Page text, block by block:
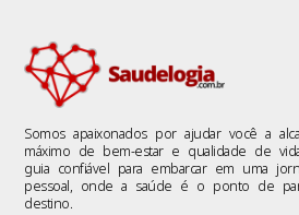
Somos apaixonados por ajudar você a
máximo de bem-estar e qualidade de
guia confiável para embarcar em uma
pessoal, onde a saúde é o ponto de
destino.